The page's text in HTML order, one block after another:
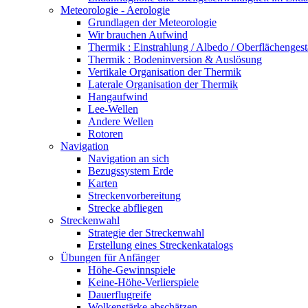
Meteorologie - Aerologie
Grundlagen der Meteorologie
Wir brauchen Aufwind
Thermik : Einstrahlung / Albedo /
Thermik : Bodeninversion & Auslösung
Vertikale Organisation der Thermik
Laterale Organisation der Thermik
Hangaufwind
Lee-Wellen
Andere Wellen
Rotoren
Navigation
Navigation an sich
Bezugssystem Erde
Karten
Streckenvorbereitung
Strecke abfliegen
Streckenwahl
Strategie der Streckenwahl
Erstellung eines Streckenkatalogs
Übungen für Anfänger
Höhe-Gewinnspiele
Keine-Höhe-Verlierspiele
Dauerflugreife